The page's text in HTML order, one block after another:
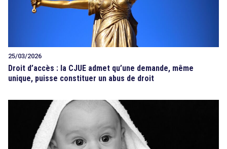
25/03/2026
Droit d’accès : la CJUE admet qu’une demande, même
unique, puisse constituer un abus de droit